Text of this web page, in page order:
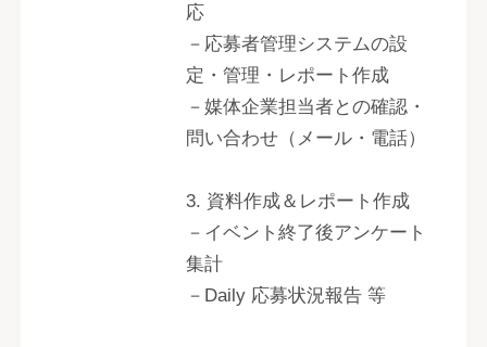
応
－応募者管理システムの設
定・管理・レポート作成
－媒体企業担当者との確認・
問い合わせ（メール・電話）
3. 資料作成＆レポート作成
－イベント終了後アンケート
集計
－Daily 応募状況報告 等